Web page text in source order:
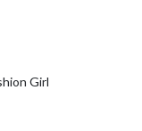
Girl